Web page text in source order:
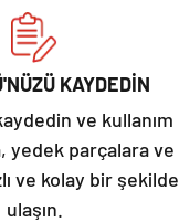
KAYDEDİN
ve kullanım
yedek parçalara ve
ve kolay bir şekilde
ulaşın.